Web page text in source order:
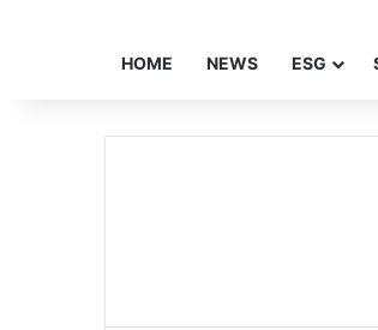
HOME NEWS ESG